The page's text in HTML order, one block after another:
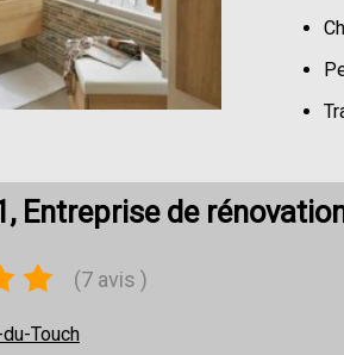
Entreprise de
(7 avis )
Touch